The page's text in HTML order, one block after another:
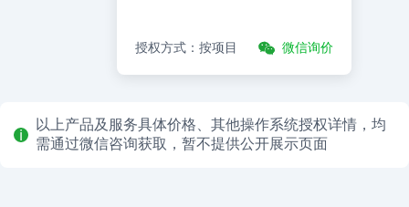
授权方式：按项目 微信询价
以上产品及服务具体价格、其他操作系统授权详情，均
需通过微信咨询获取，暂不提供公开展示页面